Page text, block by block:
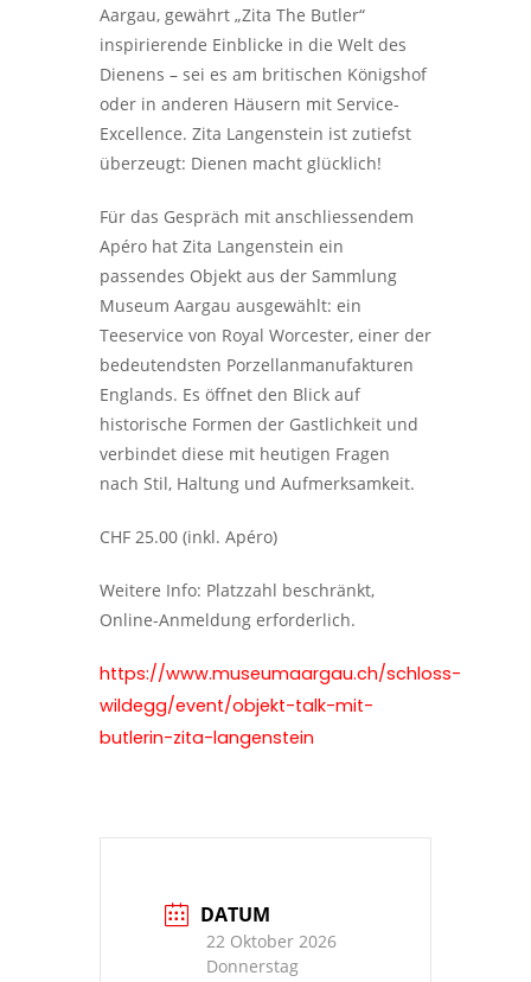
Aargau, gewährt „Zita The Butler“
inspirierende Einblicke in die Welt des
Dienens – sei es am britischen Königshof
oder in anderen Häusern mit Service-
Excellence. Zita Langenstein ist zutiefst
überzeugt: Dienen macht glücklich!
Für das Gespräch mit anschliessendem
Apéro hat Zita Langenstein ein
passendes Objekt aus der Sammlung
Museum Aargau ausgewählt: ein
Teeservice von Royal Worcester, einer der
bedeutendsten Porzellanmanufakturen
Englands. Es öffnet den Blick auf
historische Formen der Gastlichkeit und
verbindet diese mit heutigen Fragen
nach Stil, Haltung und Aufmerksamkeit.
CHF 25.00 (inkl. Apéro)
Weitere Info: Platzzahl beschränkt,
Online-Anmeldung erforderlich.
https://www.museumaargau.ch/schloss-
wildegg/event/objekt-talk-mit-
butlerin-zita-langenstein
DATUM
22 Oktober 2026
Donnerstag